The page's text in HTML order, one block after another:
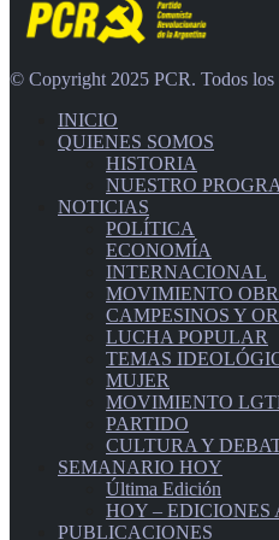
© Copyright 2025 PCR. Todos los
INICIO
QUIENES SOMOS
HISTORIA
NUESTRO
NOTICIAS
POLÍTICA
ECONOMÍA
INTERNACIONAL
MOVIMIENTO
CAMPESINOS Y
LUCHA POPULAR
TEMAS
MUJER
MOVIMIENTO
PARTIDO
CULTURA Y
SEMANARIO HOY
Última Edición
HOY – EDICIONES
PUBLICACIONES